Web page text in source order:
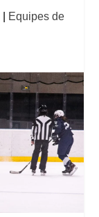
Equipes de